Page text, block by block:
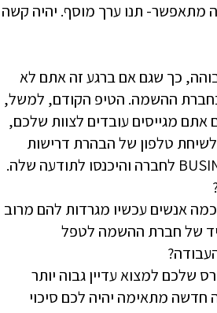
מתאפשר- תנו ערך מוסף. יהיה קשה
כך שגם אם ברגע זה אתם לא
ההשמה. הטיפ הקודם, למשל,
מגייסים עובדים לצוות שלכם,
טלפון של הבהרת דרישות
המשרה. בנו קשר עם מנהלת ההשמה גם כמגייסים, גם כמביאי BUSINESS לחברה והיכנסו לתודעה שלה.
אנשים עכשיו מגרדות להם מרוב
של חברת ההשמה לטפל
למצוא עדיין גבוה יותר
מתאימה יהיה לכם סיכוי